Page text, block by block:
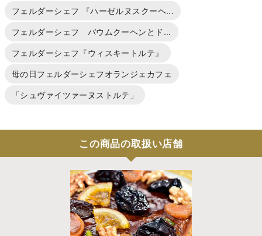
フェルダーシェフ 『ハーゼルヌスクーヘ...
フェルダーシェフ バウムクーヘンとド...
フェルダーシェフ『ウィスキートルテ』
母の日フェルダーシェフオランジェカフェ
「シュヴァイツァーヌストルテ」
この商品の取扱い店舗